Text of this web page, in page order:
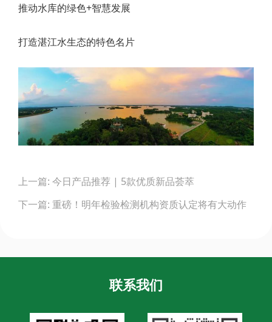
推动水库的绿色+智慧发展
打造湛江水生态的特色名片
navigation
上一篇: 今日产品推荐 | 5款优质新品荟萃
下一篇: 重磅！明年检验检测机构资质认定将有大动作
联系我们